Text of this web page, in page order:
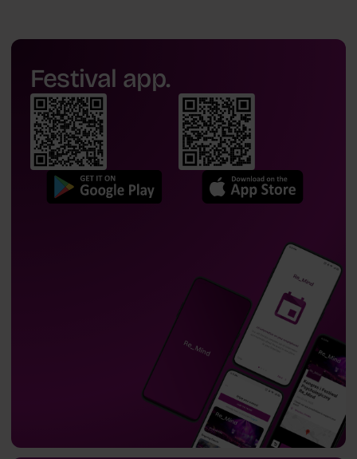
Maria Brodzikowska
Festival app.